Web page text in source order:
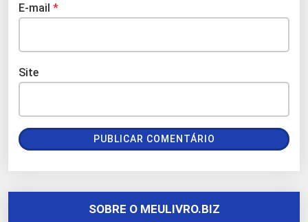
E-mail *
Site
SOBRE O MEULIVRO.BIZ